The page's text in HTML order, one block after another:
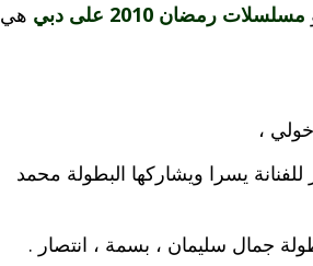
مسلسلات رمضان 2010 على دبي
هي
،
يسرا ويشاركها البطولة محمد
جمال سليمان ، بسمة ، انتصار .